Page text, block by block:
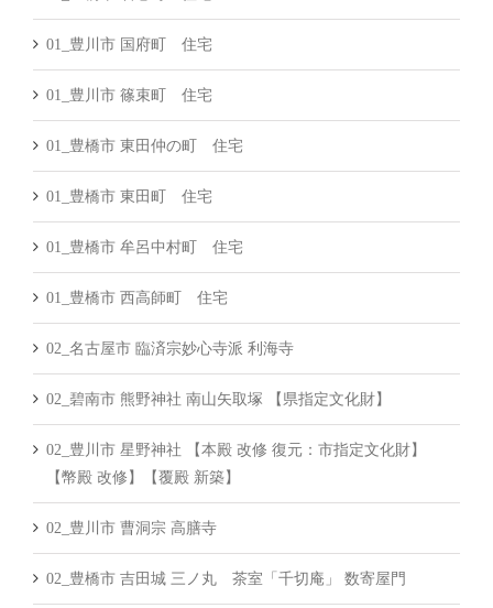
01_豊川市 国府町 住宅
01_豊川市 篠束町 住宅
01_豊橋市 東田仲の町 住宅
01_豊橋市 東田町 住宅
01_豊橋市 牟呂中村町 住宅
01_豊橋市 西高師町 住宅
02_名古屋市 臨済宗妙心寺派 利海寺
02_碧南市 熊野神社 南山矢取塚 【県指定文化財】
02_豊川市 星野神社 【本殿 改修 復元：市指定文化財】
【幣殿 改修】【覆殿 新築】
02_豊川市 曹洞宗 高膳寺
02_豊橋市 吉田城 三ノ丸 茶室「千切庵」 数寄屋門